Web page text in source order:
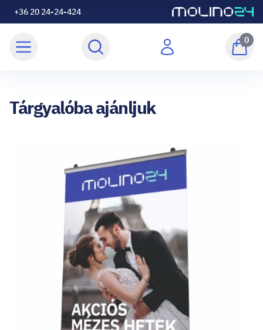
+36 20 24-24-424
0
Tárgyalóba ajánljuk